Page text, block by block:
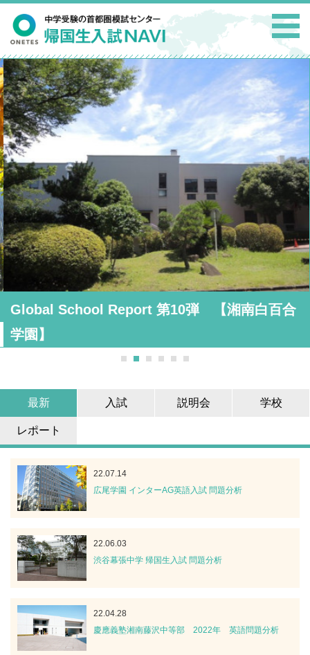
Global School Report 第10弾 【湘南白百合
学園】
最新 入試 説明会 学校
レポート
22.07.14
広尾学園 インターAG英語入試 問題分析
22.06.03
渋谷幕張中学 帰国生入試 問題分析
22.04.28
慶應義塾湘南藤沢中等部 2022年 英語問題分析